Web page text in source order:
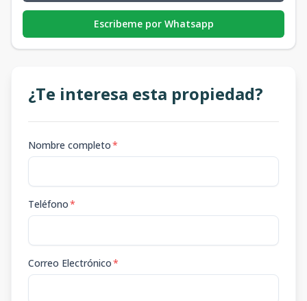
Escribeme por Whatsapp
¿Te interesa esta propiedad?
Nombre completo*
Teléfono*
Correo Electrónico*